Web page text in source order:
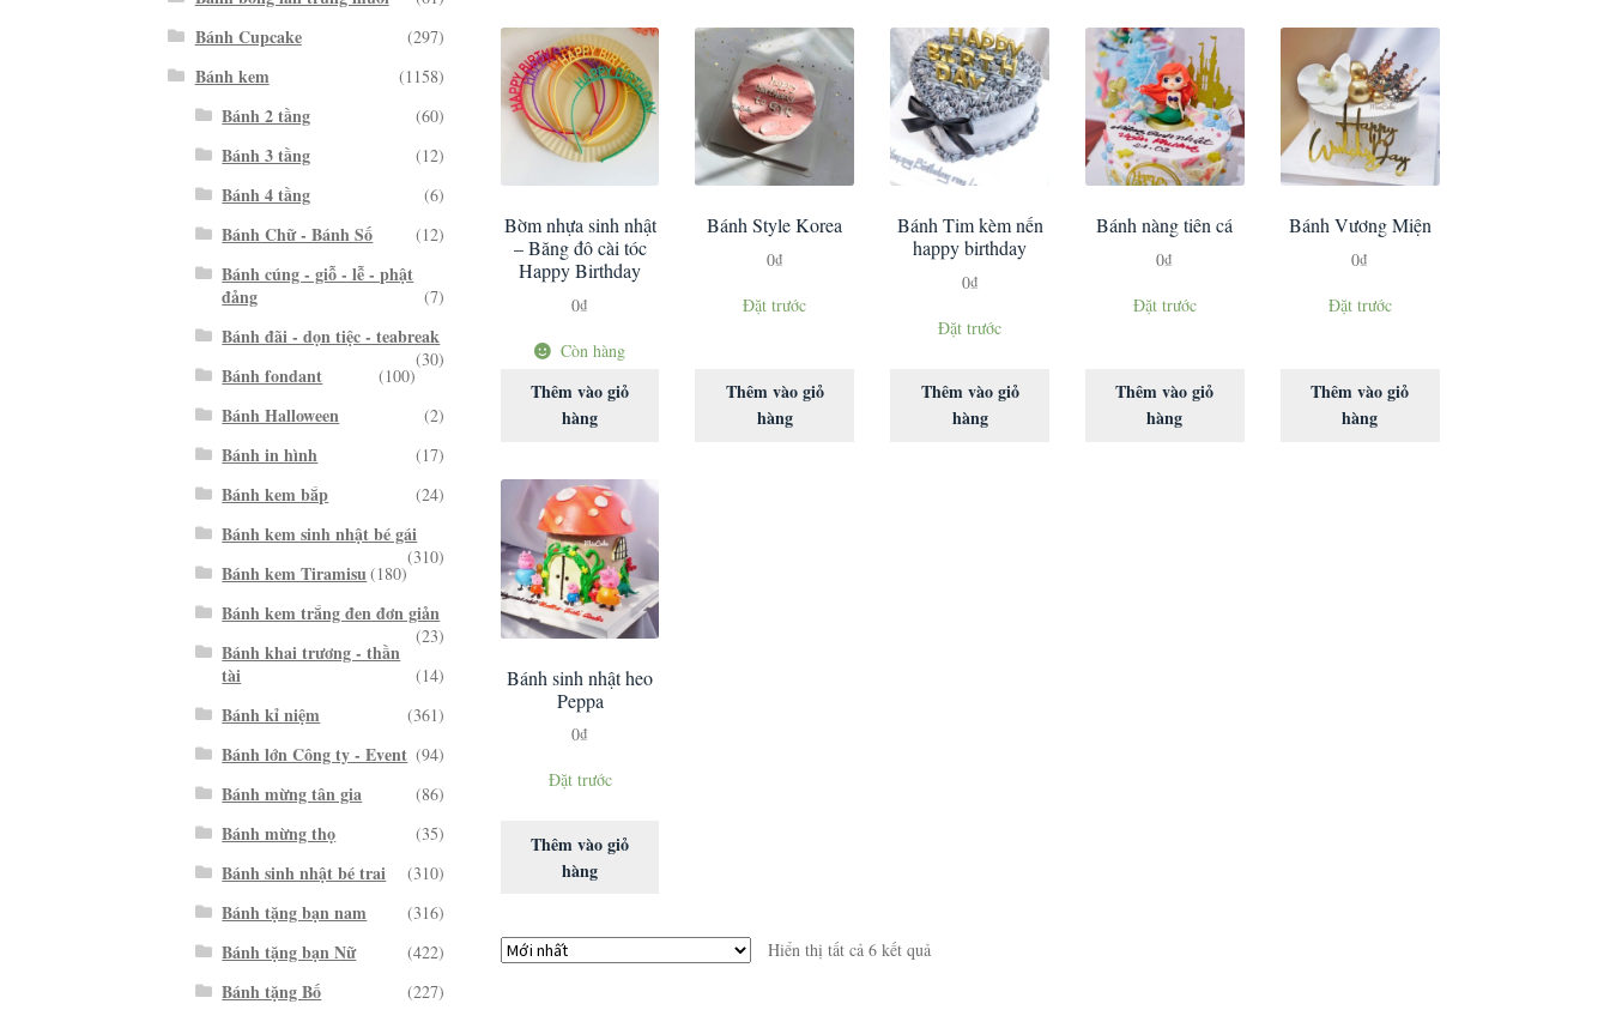
Bờm nhựa sinh nhật
– Băng đô cài tóc
Happy Birthday
0₫
Còn hàng
Thêm vào giỏ
hàng
Bánh Style Korea
0₫
Đặt trước
Thêm vào giỏ
hàng
Bánh Tim kèm nến
happy birthday
0₫
Đặt trước
Thêm vào giỏ
hàng
Bánh nàng tiên cá
0₫
Đặt trước
Thêm vào giỏ
hàng
Bánh Vương Miện
0₫
Đặt trước
Thêm vào giỏ
hàng
Bánh sinh nhật heo
Peppa
0₫
Đặt trước
Thêm vào giỏ
hàng
Hiển thị tất cả 6 kết quả
Bánh Cupcake (297)
Bánh kem (1158)
Bánh 2 tầng (60)
Bánh 3 tầng (12)
Bánh 4 tầng (6)
Bánh Chữ - Bánh Số (12)
Bánh cúng - giỗ - lễ - phật
đảng
(7)
Bánh đãi - dọn tiệc - teabreak
(30)
Bánh fondant (100)
Bánh Halloween (2)
Bánh in hình (17)
Bánh kem bắp (24)
Bánh kem sinh nhật bé gái
(310)
Bánh kem Tiramisu(180)
Bánh kem trắng đen đơn giản
(23)
Bánh khai trương - thần
tài
(14)
Bánh kỉ niệm (361)
Bánh lớn Công ty - Event (94)
Bánh mừng tân gia (86)
Bánh mừng thọ (35)
Bánh sinh nhật bé trai (310)
Bánh tặng bạn nam (316)
Bánh tặng bạn Nữ (422)
Bánh tặng Bố (227)